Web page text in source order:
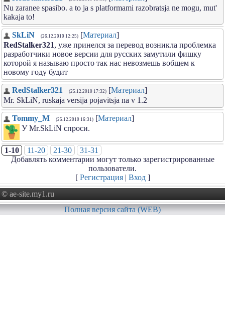
Nu zaranee spasibo. a to ja s platformami razobratsja ne mogu, mut'
kakaja to!
SkLiN (26.12.2010 12:25) [Материал]
RedStalker321, уже принелся за перевод возникла проблемка
разработчики новое версии для русских замутили фишку
которой я называю просто так нас невозмешь вобщем к
новому году будит
RedStalker321 (25.12.2010 17:32) [Материал]
Mr. SkLiN, ruskaja versija pojavitsja na v 1.2
Tommy_M (25.12.2010 16:31) [Материал]
У Mr.SkLiN спроси.
1-10 11-20 21-30
31-31
Добавлять комментарии могут только зарегистрированные
пользователи.
[ Регистрация| Вход]
© ae-site.my1.ru
Полная версия сайта (WEB)